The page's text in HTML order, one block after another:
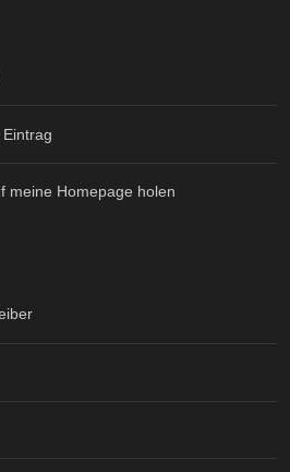
meine Homepage holen